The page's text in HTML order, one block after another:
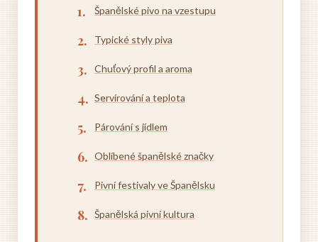
Španělské pivo na vzestupu
Typické styly piva
Chuťový profil a aroma
Servírování a teplota
Párování s jídlem
Oblíbené španělské značky
Pivní festivaly ve Španělsku
Španělská pivní kultura